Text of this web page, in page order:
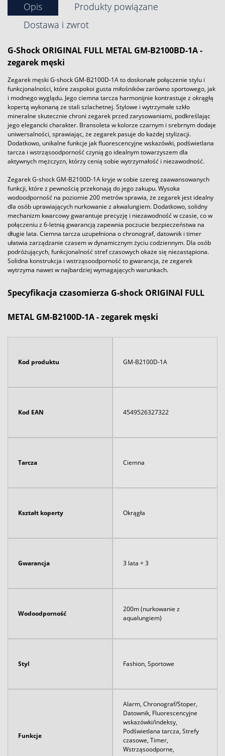
Opis
Produkty powiązane
Dostawa i zwrot
G-Shock ORIGINAL FULL METAL GM-B2100BD-1A-
zegarek męski
Zegarek męski G-shock GM-B2100D-1A to doskonałe połączenie stylu i
funkcjonalności, które zaspokoi gusta miłośników zarówno sportowego, jak
i modnego wyglądu. Jego ciemna tarcza harmonijnie kontrastuje z okrągłą
kopertą wykonaną ze stali szlachetnej. Stylowe i wytrzymałe szkło
mineralne skutecznie chroni zegarek przed zarysowaniami, podkreślając
jego elegancki charakter. Bransoleta w kolorze czarnym i srebrnym dodaje
uniwersalności, sprawiając, że zegarek pasuje do każdej stylizacji.
Dodatkowo, unikalne funkcje jak fluorescencyjne wskazówki, podświetlana
tarcza i wstrząsoodporność czynią go idealnym towarzyszem dla
aktywnych mężczyzn, którzy cenią sobie wytrzymałość i niezawodność.
Zegarek G-shock GM-B2100D-1A kryje w sobie szereg zaawansowanych
funkcji, które z pewnością przekonają do jego zakupu. Wysoka
wodoodporność na poziomie 200 metrów sprawia, że zegarek jest idealny
dla osób uprawiających nurkowanie z akwalungiem. Dodatkowo, solidny
mechanizm kwarcowy gwarantuje precyzję i niezawodność w czasie, co w
połączeniu z 6-letnią gwarancją zapewnia poczucie bezpieczeństwa na
długie lata. Ciemna tarcza uzupełniona o chronograf, datownik i timer
ułatwia zarządzanie czasem w dynamicznym życiu codziennym. Dla osób
podróżujących, funkcjonalność stref czasowych okaże się niezastąpiona.
Solidna konstrukcja i wstrząsoodporność to gwarancja, że zegarek
wytrzyma nawet w najbardziej wymagających warunkach.
Specyfikacja czasomierza G-shock ORIGINAl FULL
METAL GM-B2100D-1A - zegarek męski
Kod produktu GM-B2100D-1A
Kod EAN 4549526327322
Tarcza Ciemna
Kształt koperty Okrągła
Gwarancja 3 lata + 3
Wodoodporność
200m (nurkowanie z
aqualungiem)
Styl Fashion, Sportowe
Funkcje
Alarm, Chronograf/Stoper,
Datownik, Fluorescencyjne
wskazówki/indeksy,
Podświetlana tarcza, Strefy
czasowe, Timer,
Wstrząsoodporne,